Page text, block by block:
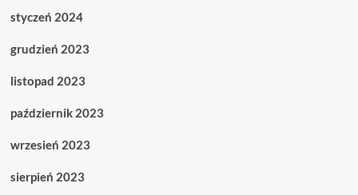
styczeń 2024
grudzień 2023
listopad 2023
październik 2023
wrzesień 2023
sierpień 2023